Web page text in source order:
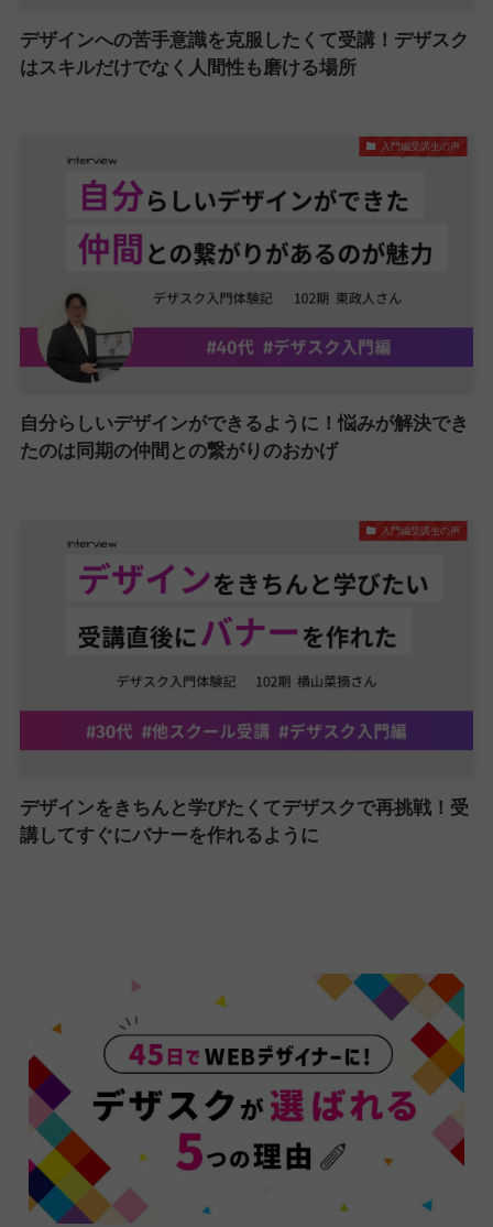
デザインへの苦手意識を克服したくて受講！デザスク
はスキルだけでなく人間性も磨ける場所
入門編受講生の声
自分らしいデザインができるように！悩みが解決でき
たのは同期の仲間との繋がりのおかげ
入門編受講生の声
デザインをきちんと学びたくてデザスクで再挑戦！受
講してすぐにバナーを作れるように